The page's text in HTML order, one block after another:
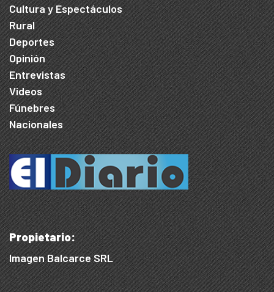
Cultura y Espectáculos
Rural
Deportes
Opinión
Entrevistas
Videos
Fúnebres
Nacionales
Propietario:
Imagen Balcarce SRL